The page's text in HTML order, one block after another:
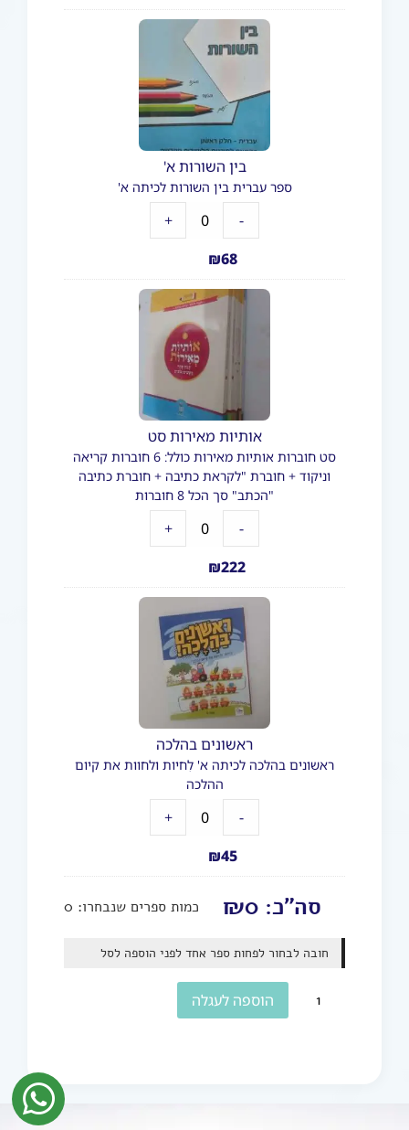
בין השורות א'
ספר עברית בין השורות לכיתה א'
-
+
₪68
אותיות מאירות סט
סט חוברות אותיות מאירות כולל: 6 חוברות קריאה
וניקוד + חוברת "לקראת כתיבה + חוברת כתיבה
"הכתב" סך הכל 8 חוברות
-
+
₪222
ראשונים בהלכה
ראשונים בהלכה לכיתה א' לִחיות ולחוות את קיום
ההלכה
-
+
₪45
סה"כ: ₪0 כמות ספרים שנבחרו: 0
חובה לבחור לפחות ספר אחד לפני הוספה לסל
הוספה לעגלה